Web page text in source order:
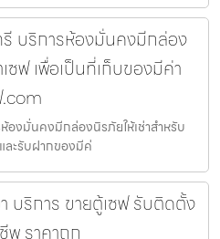
บริการห้องมั่นคงมีกล่อง
ซฟ เพื่อเป็นที่เก็บของมีค่า
องมั่นคงมีกล่องนิรภัยให้เช่าสำหรับ
ละรับฝากของมีค่
บริการ ขายตู้เซฟ รับติดตั้ง
พ ราคาถูก